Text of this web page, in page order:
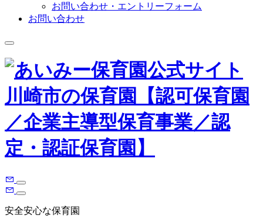
お問い合わせ・エントリーフォーム
お問い合わせ
安全安心な保育園